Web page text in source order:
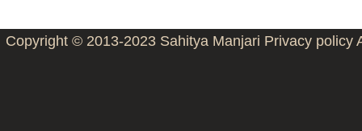
Copyright © 2013-2023 Sahitya Manjari Privacy policy